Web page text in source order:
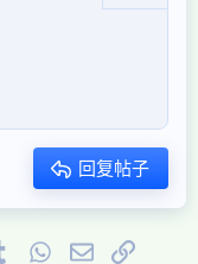
标题 2
标题 3 回复帖子
Tumblr WhatsApp
邮件 链接